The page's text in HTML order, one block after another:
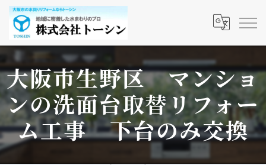
大阪市生野区 マンショ
ンの洗面台取替リフォー
ム工事 下台のみ交換